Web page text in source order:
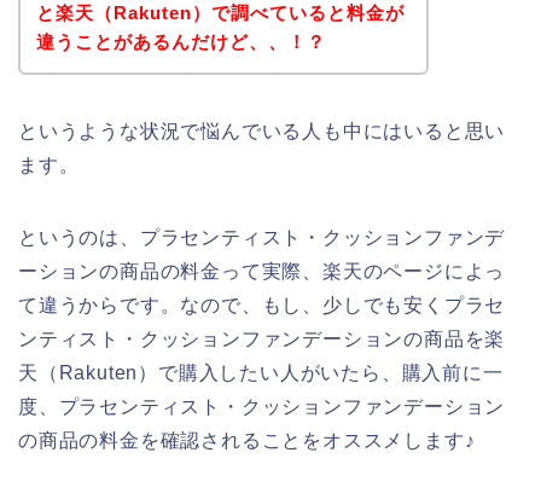
と楽天（Rakuten）で調べていると料金が
違うことがあるんだけど、、！？
というような状況で悩んでいる人も中にはいると思い
ます。
というのは、プラセンティスト・クッションファンデ
ーションの商品の料金って実際、楽天のページによっ
て違うからです。なので、もし、少しでも安くプラセ
ンティスト・クッションファンデーションの商品を楽
天（Rakuten）で購入したい人がいたら、購入前に一
度、プラセンティスト・クッションファンデーション
の商品の料金を確認されることをオススメします♪